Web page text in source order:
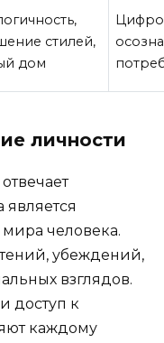
стилей,
дом
личности
является
человека.
убеждений,
взглядов.
доступ к
каждому